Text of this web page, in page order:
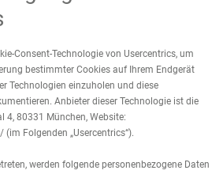
Consent-Technologie von Usercentrics, um
bestimmter Cookies auf Ihrem Endgerät
Technologien einzuholen und diese
Anbieter dieser Technologie ist die
4, 80331 München, Website:
(im Folgenden „Usercentrics“).
werden folgende personenbezogene Daten